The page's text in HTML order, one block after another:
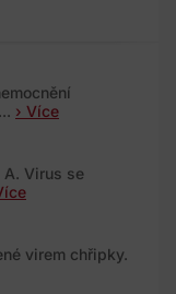
› Více
Virus se
virem chřipky.